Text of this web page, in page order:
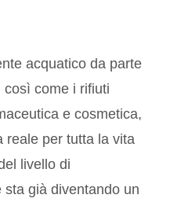
acquatico da parte
come i rifiuti
e cosmetica,
reale per tutta la vita
livello di
già diventando un